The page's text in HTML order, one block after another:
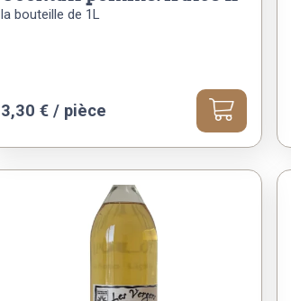
la bouteille de 1L
3,30€ / pièce